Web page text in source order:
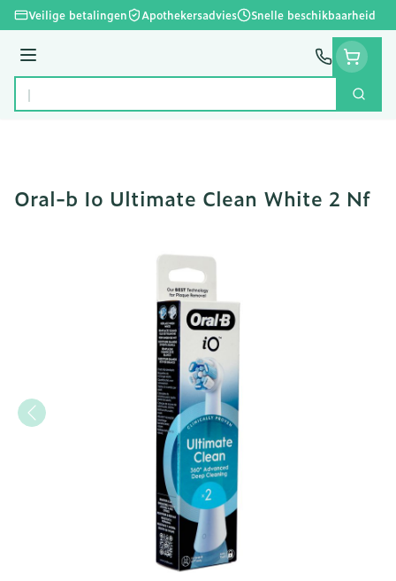
Ga naar de inhoud
Veilige betalingen Apothekersadvies Snelle beschikbaarheid
Menu
Product, merk, categorie...
Zoek
Oral-b Io Ultimate Clean White 2 Nf